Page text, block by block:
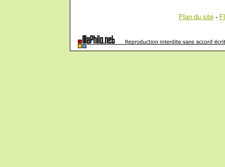
Plan du site-